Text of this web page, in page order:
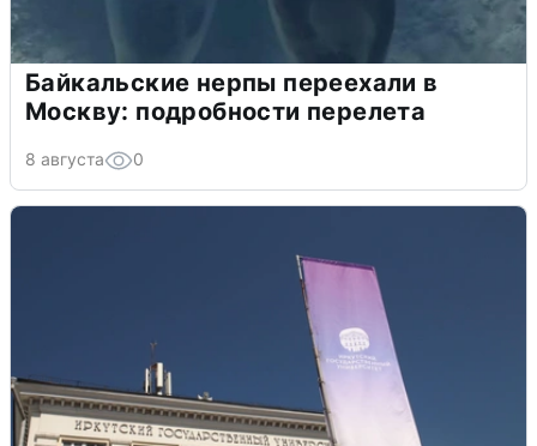
Байкальские нерпы переехали в
Москву: подробности перелета
8 августа 0